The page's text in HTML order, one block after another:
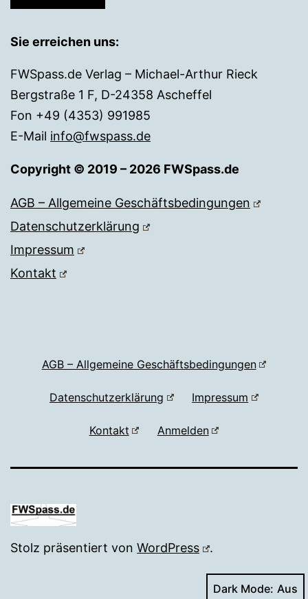
Sie erreichen uns:
FWSpass.de Verlag – Michael-Arthur Rieck
Bergstraße 1 F, D-24358 Ascheffel
Fon +49 (4353) 991985
E-Mail info@fwspass.de
Copyright © 2019 – 2026 FWSpass.de
AGB – Allgemeine Geschäftsbedingungen
Datenschutzerklärung
Impressum
Kontakt
AGB – Allgemeine Geschäftsbedingungen
Datenschutzerklärung Impressum
Kontakt Anmelden
Stolz präsentiert von WordPress .
Dark Mode: